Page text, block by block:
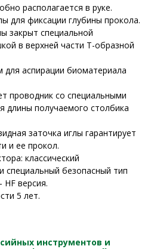
располагается в руке.
для фиксации глубины прокола.
закрыт специальной
в верхней части Т-образной
для аспирации биоматериала
проводник со специальными
длины получаемого столбика
заточка иглы гарантирует
и ее прокол.
классический
специальный безопасный тип
HF версия.
5 лет.
инструментов и